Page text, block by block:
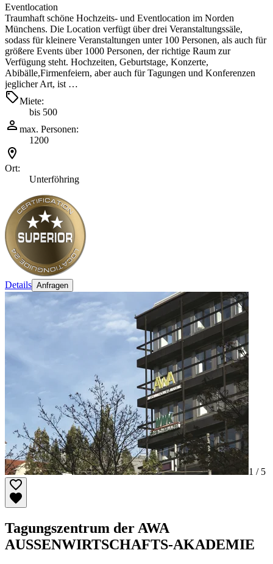
Eventlocation
Traumhaft schöne Hochzeits- und Eventlocation im Norden
Münchens. Die Location verfügt über drei Veranstaltungssäle,
sodass für kleinere Veranstaltungen unter 100 Personen, als auch für
größere Events über 1000 Personen, der richtige Raum zur
Verfügung steht. Hochzeiten, Geburtstage, Konzerte,
Abibälle,Firmenfeiern, aber auch für Tagungen und Konferenzen
jeglicher Art, ist …
Miete:
bis 500
max. Personen:
1200
Ort:
Unterföhring
Details Anfragen
1 / 5
Tagungszentrum der AWA
AUSSENWIRTSCHAFTS-AKADEMIE